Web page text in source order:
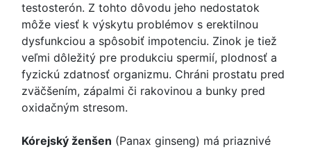
testosterón. Z tohto dôvodu jeho nedostatok
môže viesť k výskytu problémov s erektilnou
dysfunkciou a spôsobiť impotenciu. Zinok je tiež
veľmi dôležitý pre produkciu spermií, plodnosť a
fyzickú zdatnosť organizmu. Chráni prostatu pred
zväčšením, zápalmi či rakovinou a bunky pred
oxidačným stresom.
Kórejský ženšen (Panax ginseng) má priaznivé